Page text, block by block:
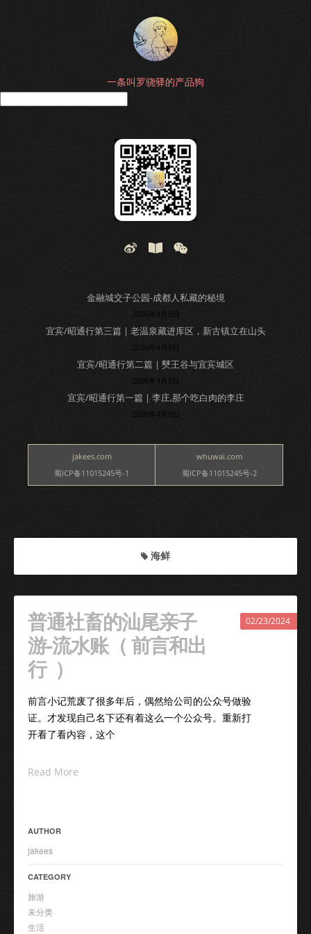
一条叫罗骁驿的产品狗
金融城交子公园-成都人私藏的秘境
2026年4月9日
宜宾/昭通行第三篇 | 老温泉藏进库区，新古镇立在山头
2026年4月9日
宜宾/昭通行第二篇 | 僰王谷与宜宾城区
2026年4月9日
宜宾/昭通行第一篇 | 李庄,那个吃白肉的李庄
2026年4月9日
jakees.com
蜀ICP备11015245号-1
whuwai.com
蜀ICP备11015245号-2
海鲜
普通社畜的汕尾亲子
游-流水账（ 前言和出
行 ）
02/23/2024
前言小记荒废了很多年后，偶然给公司的公众号做验
证。才发现自己名下还有着这么一个公众号。重新打
开看了看内容，这个
Read More
AUTHOR
jakees
CATEGORY
旅游
未分类
生活